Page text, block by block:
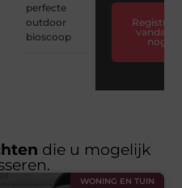
perfecte
outdoor
bioscoop
Registreer
vandaag
nog
die u mogelijk
WONING EN TUIN